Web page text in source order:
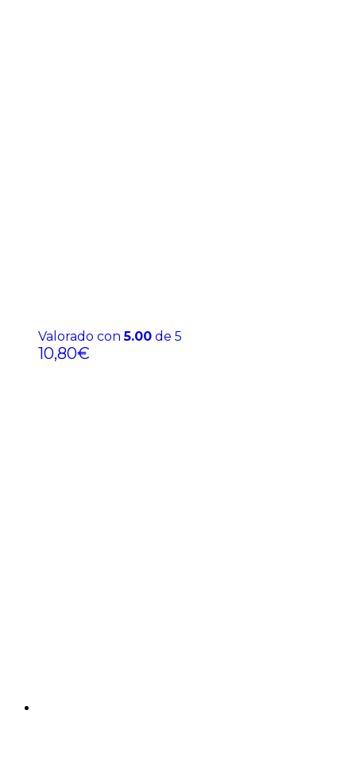
Valorado con5.00 de 5
10,80€